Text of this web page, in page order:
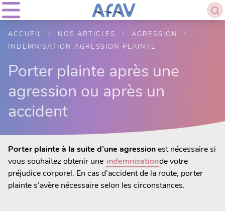
ACCUEIL NOS ARTICLES
AGRESSION
INDEMNISATION AGRESSION PLAINTE
Porter plainte après une
agression ou après un
accident
Porter plainte à la suite d’une agressionest nécessaire si
vous souhaitez obtenir une indemnisationde votre
préjudice corporel. En cas d’accident de la route, porter
plainte s’avère nécessaire selon les circonstances.